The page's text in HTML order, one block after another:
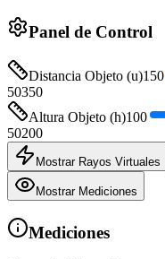
Panel de Control
Distancia Objeto (u)150
50350
Altura Objeto (h)100
50200
Mostrar Rayos Virtuales
Mostrar Mediciones
Mediciones